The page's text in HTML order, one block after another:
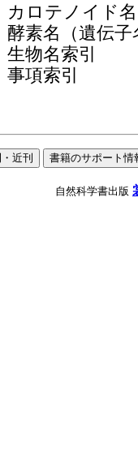
カロテノイド
酵素名（遺伝子
生物名索引
事項索引
自然科学書出版